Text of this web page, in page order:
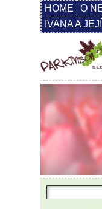
HOME O
IVANA A